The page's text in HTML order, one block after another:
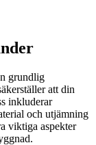
grundlig
att din
inkluderar
och utjämning
viktiga aspekter